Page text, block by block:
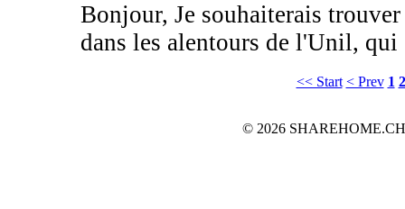
Bonjour, Je souhaiterais
dans les alentours de l'Unil, qui
<< Start < Prev 1 2
© 2026